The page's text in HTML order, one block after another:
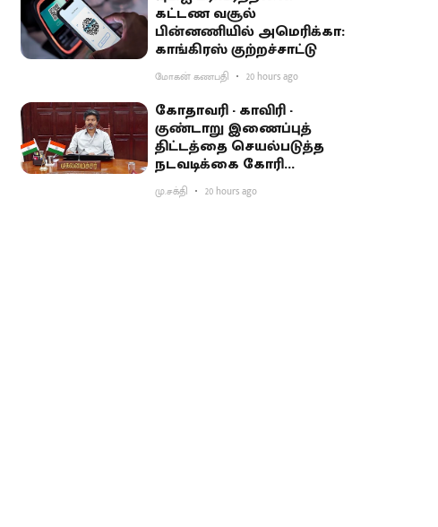
கட்டண வசூல்
பின்னணியில் அமெரிக்கா:
காங்கிரஸ் குற்றச்சாட்டு
மோகன் கணபதி 20 hours ago
கோதாவரி - காவிரி -
குண்டாறு இணைப்புத்
திட்டத்தை செயல்படுத்த
நடவடிக்கை கோரி
பிரதமருக்கு முதல்வர்
விஜய் கடிதம்
மு.சக்தி 20 hours ago